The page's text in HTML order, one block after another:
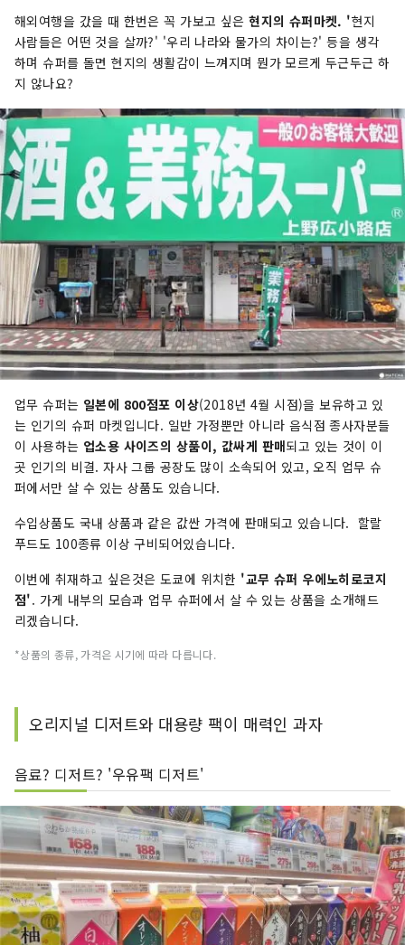
해외여행을 갔을 때 한번은 꼭 가보고 싶은현지의 슈퍼마켓. '현지
사람들은 어떤 것을 살까?' '우리 나라와 물가의 차이는?' 등을 생각
하며 슈퍼를 돌면 현지의 생활감이 느껴지며 뭔가 모르게 두근두근 하
지 않나요?
업무 슈퍼는 일본에 800점포 이상(2018년 4월 시점)을 보유하고 있
는 인기의 슈퍼 마켓입니다. 일반 가정뿐만 아니라 음식점 종사자분들
이 사용하는 업소용 사이즈의 상품이, 값싸게 판매되고 있는 것이 이
곳 인기의 비결. 자사 그룹 공장도 많이 소속되어 있고, 오직 업무 슈
퍼에서만 살 수 있는 상품도 있습니다.
수입상품도 국내 상품과 같은 값싼 가격에 판매되고 있습니다. 할랄
푸드도 100종류 이상 구비되어있습니다.
이번에 취재하고 싶은것은 도쿄에 위치한 '교무 슈퍼 우에노히로코지
점'. 가게 내부의 모습과 업무 슈퍼에서 살 수 있는 상품을 소개해드
리겠습니다.
*상품의 종류, 가격은 시기에 따라 다릅니다.
오리지널 디저트와 대용량 팩이 매력인 과자
음료? 디저트? '우유팩 디저트'